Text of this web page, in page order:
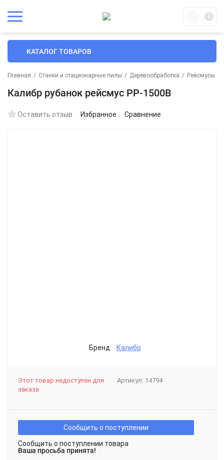
0
КАТАЛОГ ТОВАРОВ
Главная / Станки и стационарные пилы / Деревообработка / Рейсмусы и
Калибр рубанок рейсмус РР-1500В
Оставить отзыв Избранное Сравнение
Бренд: Калибр
Артикул: 14794
Этот товар недоступен для
заказа
Сообщить о поступлении
Сообщить о поступлении товара
Ваша просьба принята!